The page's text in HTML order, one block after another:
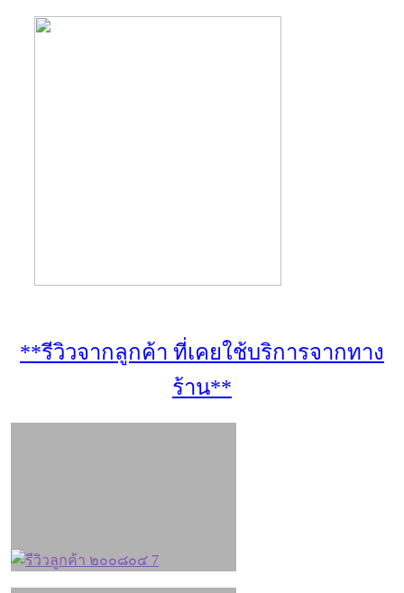
**รีวิวจากลูกค้า ที่เคยใช้บริการจากทาง
ร้าน**